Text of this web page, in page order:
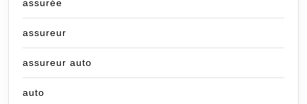
assurée
assureur
assureur auto
auto